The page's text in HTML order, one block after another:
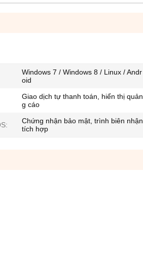
Windows 7 / Windows 8 / Linux / Andr
oid
Giao dịch tự thanh toán, hiển thị quản
g cáo
Chứng nhận bảo mật, trình biên nhận
tích hợp